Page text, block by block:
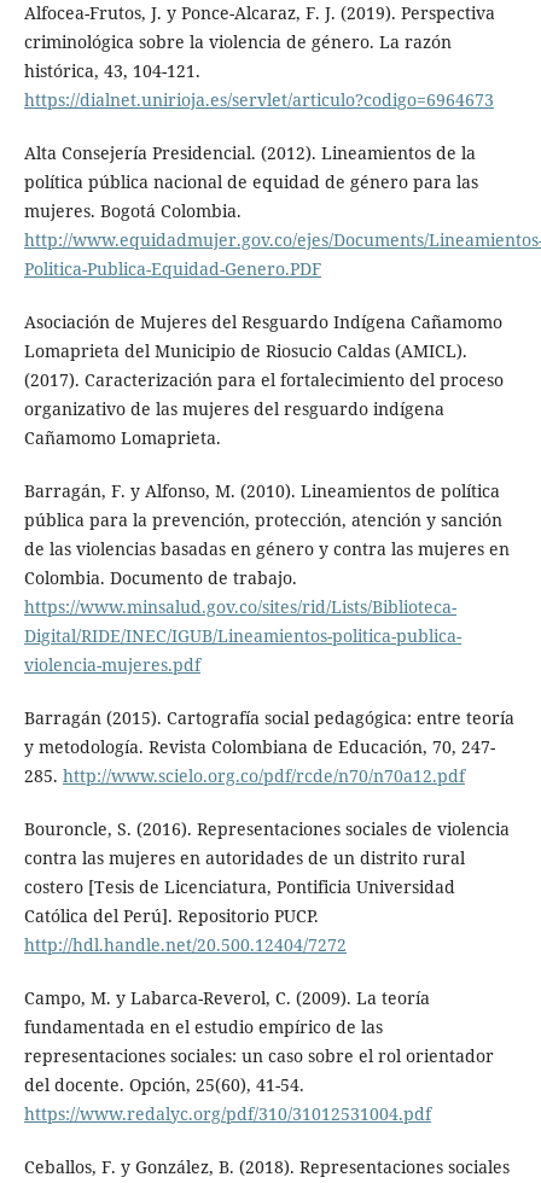
Alfocea-Frutos, J. y Ponce-Alcaraz, F. J. (2019). Perspectiva
criminológica sobre la violencia de género. La razón
histórica, 43, 104-121.
https://dialnet.unirioja.es/servlet/articulo?codigo=6964673
Alta Consejería Presidencial. (2012). Lineamientos de la
política pública nacional de equidad de género para las
mujeres. Bogotá Colombia.
http://www.equidadmujer.gov.co/ejes/Documents/
Politica-Publica-Equidad-Genero.PDF
Asociación de Mujeres del Resguardo Indígena Cañamomo
Lomaprieta del Municipio de Riosucio Caldas (AMICL).
(2017). Caracterización para el fortalecimiento del proceso
organizativo de las mujeres del resguardo indígena
Cañamomo Lomaprieta.
Barragán, F. y Alfonso, M. (2010). Lineamientos de política
pública para la prevención, protección, atención y sanción
de las violencias basadas en género y contra las mujeres en
Colombia. Documento de trabajo.
https://www.minsalud.gov.co/sites/rid/Lists/Biblioteca-
Digital/RIDE/INEC/IGUB/Lineamientos-politica-publica-
violencia-mujeres.pdf
Barragán (2015). Cartografía social pedagógica: entre teoría
y metodología. Revista Colombiana de Educación, 70, 247-
285. http://www.scielo.org.co/pdf/rcde/n70/n70a12.pdf
Bouroncle, S. (2016). Representaciones sociales de violencia
contra las mujeres en autoridades de un distrito rural
costero [Tesis de Licenciatura, Pontificia Universidad
Católica del Perú]. Repositorio PUCP.
http://hdl.handle.net/20.500.12404/7272
Campo, M. y Labarca-Reverol, C. (2009). La teoría
fundamentada en el estudio empírico de las
representaciones sociales: un caso sobre el rol orientador
del docente. Opción, 25(60), 41-54.
https://www.redalyc.org/pdf/310/31012531004.pdf
Ceballos, F. y González, B. (2018). Representaciones sociales